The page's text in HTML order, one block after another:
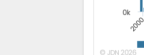
2000
0k
© JDN 2026